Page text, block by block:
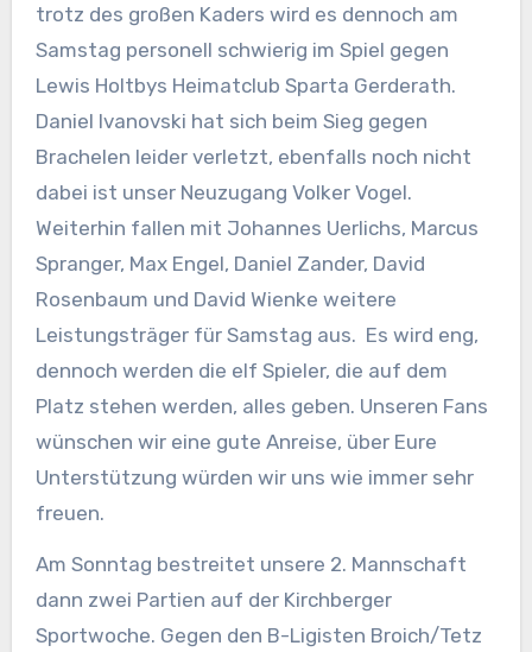
trotz des großen Kaders wird es dennoch am
Samstag personell schwierig im Spiel gegen
Lewis Holtbys Heimatclub Sparta Gerderath.
Daniel Ivanovski hat sich beim Sieg gegen
Brachelen leider verletzt, ebenfalls noch nicht
dabei ist unser Neuzugang Volker Vogel.
Weiterhin fallen mit Johannes Uerlichs, Marcus
Spranger, Max Engel, Daniel Zander, David
Rosenbaum und David Wienke weitere
Leistungsträger für Samstag aus. Es wird eng,
dennoch werden die elf Spieler, die auf dem
Platz stehen werden, alles geben. Unseren Fans
wünschen wir eine gute Anreise, über Eure
Unterstützung würden wir uns wie immer sehr
freuen.
Am Sonntag bestreitet unsere 2. Mannschaft
dann zwei Partien auf der Kirchberger
Sportwoche. Gegen den B-Ligisten Broich/Tetz